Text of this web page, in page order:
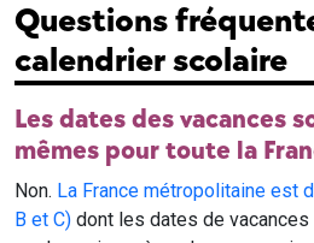
Questions
calendrier scolaire
Les dates des vacances
mêmes pour toute la
Non. La France métropolitaine est
B et C) dont les dates de